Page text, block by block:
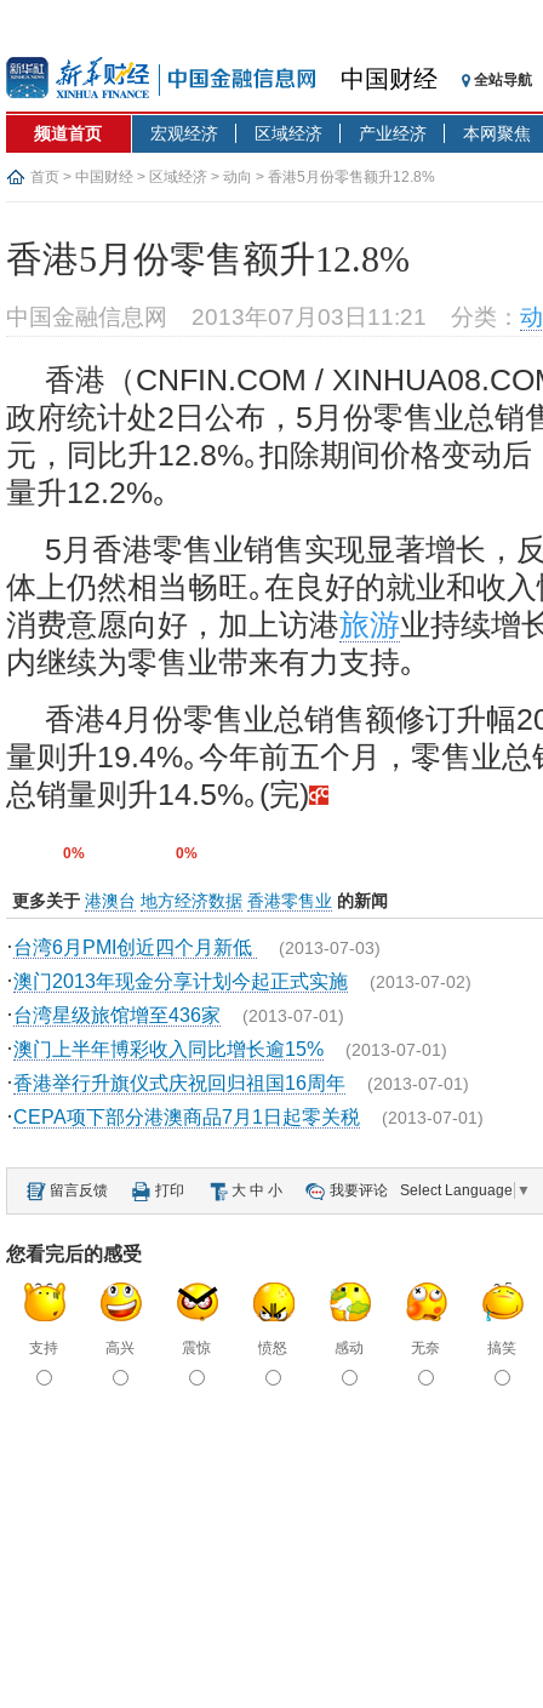
中国财经 全站导航
频道首页 宏观经济 区域经济 产业经济 本网聚焦
首页 > 中国财经 > 区域经济 > 动向 > 香港5月份零售额升12.8%
香港5月份零售额升12.8%
中国金融信息网 2013年07月03日11:21 分类：
香港（CNFIN.COM /
政府统计处2日公布，5月份零售业总销
元，同比升12.8%｡扣除期间价格变动
量升12.2%｡
5月香港零售业销售实现显著增长，
体上仍然相当畅旺｡在良好的就业和收
消费意愿向好，加上访港旅游业持续增
内继续为零售业带来有力支持｡
香港4月份零售业总销售额修订升幅
量则升19.4%｡今年前五个月，零售业
总销量则升14.5%｡(完)
0% 0%
更多关于 港澳台 地方经济数据 香港零售业 的新闻
·台湾6月PMI创近四个月新低 (2013-07-03)
·澳门2013年现金分享计划今起正式实施 (2013-07-02)
·台湾星级旅馆增至436家 (2013-07-01)
·澳门上半年博彩收入同比增长逾15% (2013-07-01)
·香港举行升旗仪式庆祝回归祖国16周年 (2013-07-01)
·CEPA项下部分港澳商品7月1日起零关税 (2013-07-01)
留言反馈 打印 大 中 小 我要评论 Select Language ▼
您看完后的感受
支持 高兴 震惊 愤怒 感动 无奈 搞笑